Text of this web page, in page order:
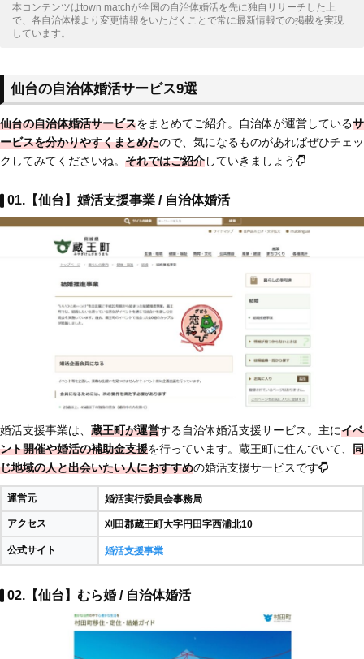
本コンテンツはtown matchが全国の自治体婚活を先に独自リサーチした上
で、各自治体様より変更情報をいただくことで常に最新情報での掲載を実現
しています。
仙台の自治体婚活サービス9選
仙台の自治体婚活サービスをまとめてご紹介。自治体が運営しているサ
ービスを分かりやすくまとめたので、気になるものがあればぜひチェッ
クしてみてくださいね。 それではご紹介していきましょう
01.【仙台】婚活支援事業 / 自治体婚活
婚活支援事業は、 蔵王町が運営する自治体婚活支援サービス。主にイベ
ント開催や婚活の補助金支援を行っています。蔵王町に住んでいて、 同
じ地域の人と出会いたい人におすすめの婚活支援サービスです
運営元 婚活実行委員会事務局
アクセス 刈田郡蔵王町大字円田字西浦北10
公式サイト 婚活支援事業
02.【仙台】むら婚 / 自治体婚活